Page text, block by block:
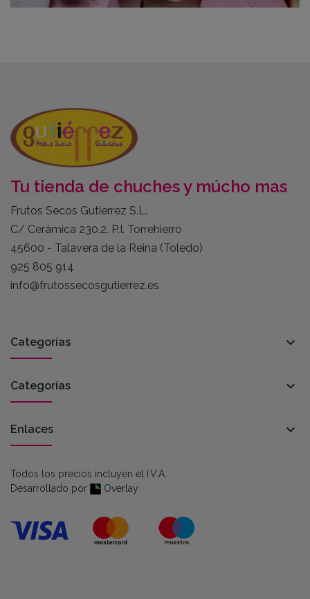
Tu tienda de chuches y múcho mas
Frutos Secos Gutierrez S.L.
C/ Cerámica 230.2. P.I. Torrehierro
45600 - Talavera de la Reina (Toledo)
925 805 914
info@frutossecosgutierrez.es
Categorías 
Categorías 
Enlaces 
Todos los precios incluyen el I.V.A.
Desarrollado por
Overlay